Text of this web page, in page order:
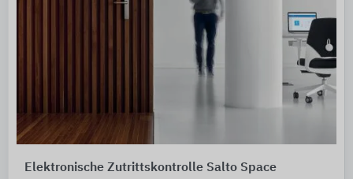
Elektronische Zutrittskontrolle Salto Space